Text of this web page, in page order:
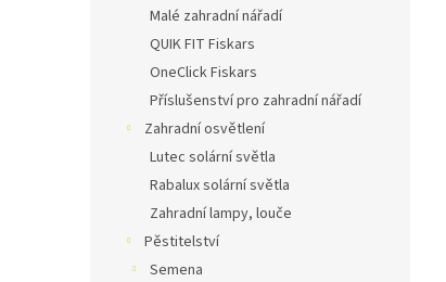
Malé zahradní nářadí
QUIK FIT Fiskars
OneClick Fiskars
Příslušenství pro zahradní nářadí
Zahradní osvětlení
Lutec solární světla
Rabalux solární světla
Zahradní lampy, louče
Pěstitelství
Semena